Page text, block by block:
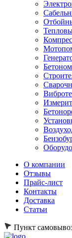
О компании
Отзывы
Прайс-лист
Контакты
Доставка
Статьи
Пункт